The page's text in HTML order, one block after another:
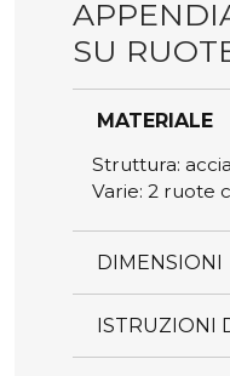
SU
MATERIALE
Struttura:
Varie: 2 ruote
DIMENSIONI
ISTRUZIONI